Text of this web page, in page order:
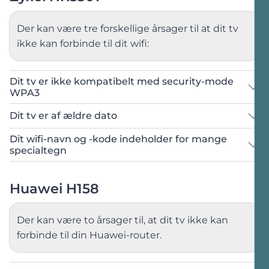
Vælg
Network Setting og derefterWireless
Her bliver du mødt af denne side:
Vælg Network Settingog derefter Wireless
VælgOthers, oppe i menuen på
siden.
Der kan være tre forskellige årsager til at dit tv
ikke kan forbinde til dit wifi:
Dit tv er ikke kompatibelt med security-mode
WPA3
Sørg for at du er forbundet til routerens
netværk enten via wifi eller netværkskabel.
Åbn en browser og forbind til din routers
Log ind med oplysningerne der står bag på
din router:
Brugernavn:admin
Dit tv er af ældre dato
Sørg for at du er forbundet til routerens
netværk enten via wifi eller netværkskabel.
Åbn en browser og forbind til din routers
admin-panel på192.168.1.1.
Dit wifi-navn og -kode indeholder for mange
specialtegn
Huawei H158
Der kan være to årsager til, at dit tv ikke kan
forbinde til din Huawei-router.